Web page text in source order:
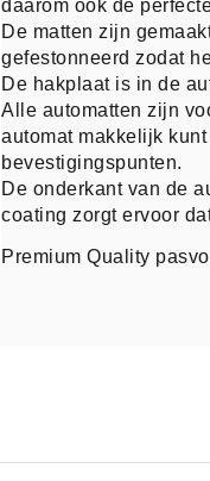
daarom ook de
De matten zijn
gefestonneerd zodat
De hakplaat is in de
Alle automatten zijn
automat makkelijk
bevestigingspunten.
De onderkant van de
coating zorgt ervoor
Premium Quality